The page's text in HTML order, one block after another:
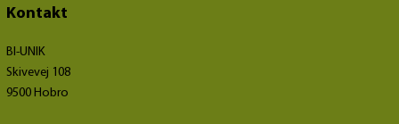
Kontakt
BI-UNIK
Skivevej 108
9500 Hobro